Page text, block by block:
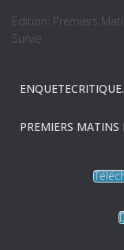
Edition: Premiers
Survie
PREMIERS